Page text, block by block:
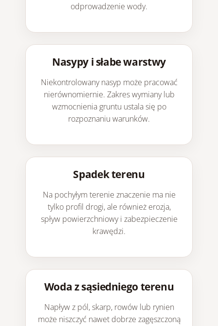
odprowadzenie wody.
Nasypy i słabe warstwy
Niekontrolowany nasyp może pracować
nierównomiernie. Zakres wymiany lub
wzmocnienia gruntu ustala się po
rozpoznaniu warunków.
Spadek terenu
Na pochyłym terenie znaczenie ma nie
tylko profil drogi, ale również erozja,
spływ powierzchniowy i zabezpieczenie
krawędzi.
Woda z sąsiedniego terenu
Napływ z pól, skarp, rowów lub rynien
może niszczyć nawet dobrze zagęszczoną